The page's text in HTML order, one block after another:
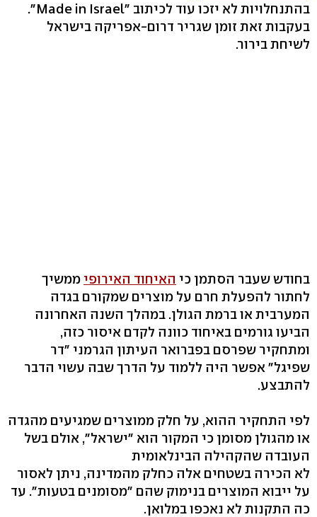
בהתנחלויות לא יזכו עוד לכיתוב "Made in Israel".
בעקבות זאת זומן שגריר דרום-אפריקה בישראל
לשיחת בירור.
בחודש שעבר הסתמן כי האיחוד האירופי ממשיך
לחתור להפעלת חרם על מוצרים שמקורם בגדה
המערבית או ברמת הגולן. במהלך השנה האחרונה
הביעו גורמים באיחוד כוונה לקדם איסור כזה,
ומתחקיר שפרסם בפברואר העיתון הגרמני "דר
שפיגל" אפשר היה ללמוד על הדרך שבה עשוי הדבר
להתבצע.
לפי התחקיר ההוא, על חלק ממוצרים שמגיעים מהגדה
או מהגולן מסומן כי המקור הוא "ישראל", אולם בשל
העובדה שהקהילה הבינלאומית
לא הכירה בשטחים אלה כחלק מהמדינה, ניתן לאסור
על ייבוא המוצרים בנימוק שהם "מסומנים בטעות". עד
כה התקנות לא נאכפו במלואן.